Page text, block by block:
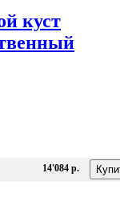
куст
14'084 р.